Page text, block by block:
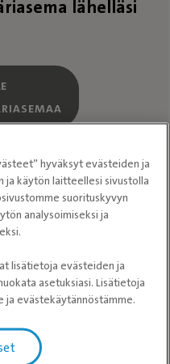
lähelläsi
Selaa
hyväksyt evästeiden ja
ja käytön laitteellesi sivustolla
suorituskyvyn
analysoimiseksi ja
lisätietoja evästeiden ja
asetuksiasi. Lisätietoja
evästekäytännöstämme.